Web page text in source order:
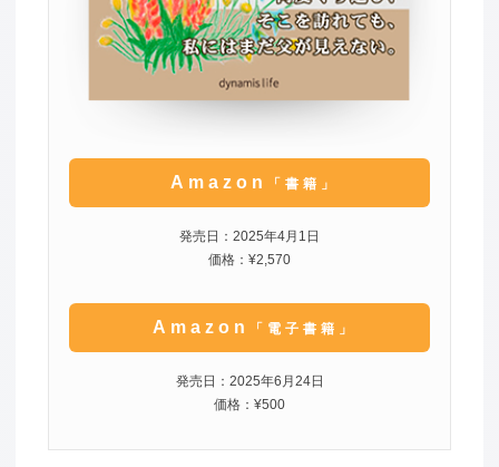
Amazon 「書籍」
発売日：2025年4月1日
価格：¥2,570
Amazon 「電子書籍」
発売日：2025年6月24日
価格：¥500